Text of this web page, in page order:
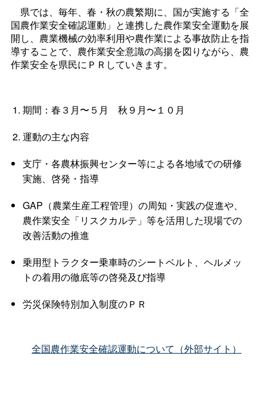
県では、毎年、春・秋の農繁期に、国が実施する「全
国農作業安全確認運動」と連携した農作業安全運動を展
開し、農業機械の効率利用や農作業による事故防止を指
導することで、農作業安全意識の高揚を図りながら、農
作業安全を県民にＰＲしていきます。
期間：春３月〜５ 月 秋９月〜１０月
運動の主な内容
支庁・各農林振興センター等による各地域での研修
実施、啓発・指導
GAP（農業生産工程管理）の周知・実践の促進や、
農作業安全「リスクカルテ」等を活用した現場での
改善活動の推進
乗用型トラクター乗車時のシートベルト、ヘルメッ
トの着用の徹底等の啓発及び指導
労災保険特別加入制度のＰＲ
全国農作業安全確認運動について（外部サイト）